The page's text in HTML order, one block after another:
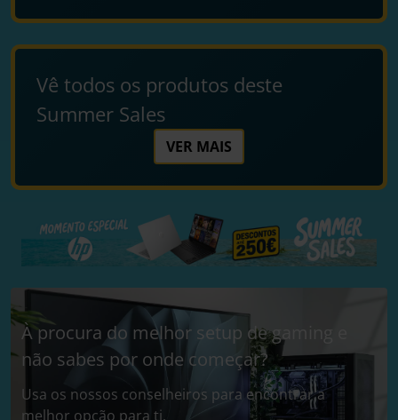
Vê todos os produtos deste
Summer Sales
VER MAIS
À procura do melhor setup de gaming e
não sabes por onde começar?
Usa os nossos conselheiros para encontrar a
melhor opção para ti.